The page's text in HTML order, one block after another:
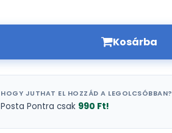
Kosárba
HOGY JUTHAT EL HOZZÁD A LEGOLCSÓBBAN?
Posta Pontra csak 990 Ft!